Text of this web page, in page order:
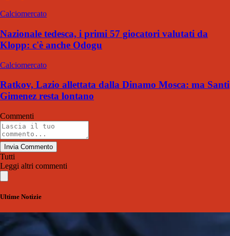
Calciomercato
Nazionale tedesca, i primi 57 giocatori valutati da
Klopp: c'è anche Odogu
Calciomercato
Ratkov, Lazio allettata dalla Dinamo Mosca: ma Santi
Gimenez resta lontano
Commenti
Invia Commento
Tutti
Leggi altri commenti
Ultime Notizie